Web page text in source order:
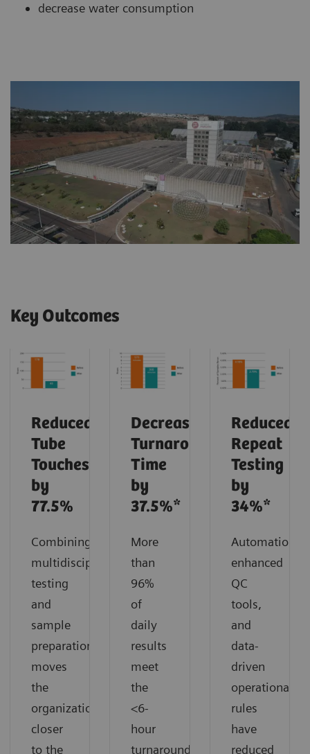
decrease water consumption
Key Outcomes
Reduced
Tube
Touches
by
77.5%
Combining
multidisciplinary
testing
and
sample
preparation
moves
the
organization
closer
to the
Decreased
Turnaround
Time
by
37.5%*
More
than
96%
of
daily
results
meet
the
<6-
hour
turnaround
Reduced
Repeat
Testing
by
34%*
Automation,
enhanced
QC
tools,
and
data-
driven
operational
rules
have
reduced